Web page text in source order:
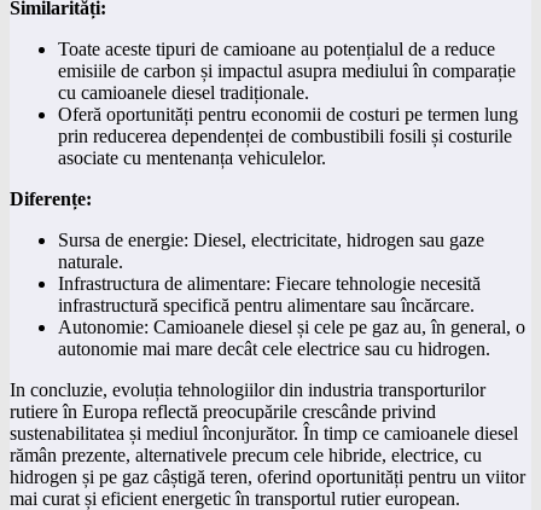
Similarități:
Toate aceste tipuri de camioane au potențialul de a reduce
emisiile de carbon și impactul asupra mediului în comparație
cu camioanele diesel tradiționale.
Oferă oportunități pentru economii de costuri pe termen lung
prin reducerea dependenței de combustibili fosili și costurile
asociate cu mentenanța vehiculelor.
Diferențe:
Sursa de energie: Diesel, electricitate, hidrogen sau gaze
naturale.
Infrastructura de alimentare: Fiecare tehnologie necesită
infrastructură specifică pentru alimentare sau încărcare.
Autonomie: Camioanele diesel și cele pe gaz au, în general, o
autonomie mai mare decât cele electrice sau cu hidrogen.
In concluzie, evoluția tehnologiilor din industria transporturilor
rutiere în Europa reflectă preocupările crescânde privind
sustenabilitatea și mediul înconjurător. În timp ce camioanele diesel
rămân prezente, alternativele precum cele hibride, electrice, cu
hidrogen și pe gaz câștigă teren, oferind oportunități pentru un viitor
mai curat și eficient energetic în transportul rutier european.